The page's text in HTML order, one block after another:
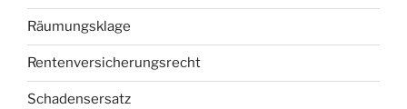
Räumungsklage
Rentenversicherungsrecht
Schadensersatz